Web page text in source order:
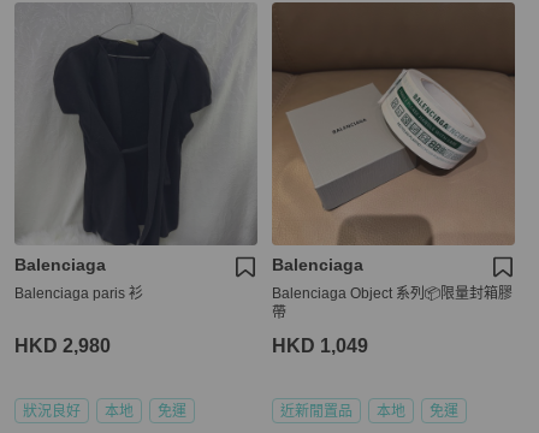
Balenciaga
Balenciaga paris 衫
HKD 2,980
狀況良好 本地 免運
Balenciaga
Balenciaga Object 系列📦限量封箱膠
帶
HKD 1,049
近新閒置品 本地 免運